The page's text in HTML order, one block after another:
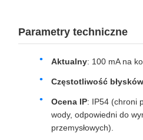
Parametry techniczne
Aktualny: 100 mA na
Częstotliwość błysków
Ocena IP: IP54 (chroni
wody, odpowiedni do
przemysłowych).